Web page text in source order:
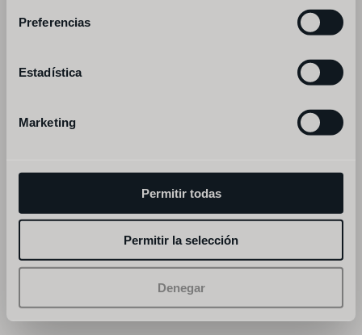
Preferencias
Estadística
Marketing
Permitir todas
Permitir la selección
Denegar
©fismuler. all rights reserved.
legal noticeprivacy